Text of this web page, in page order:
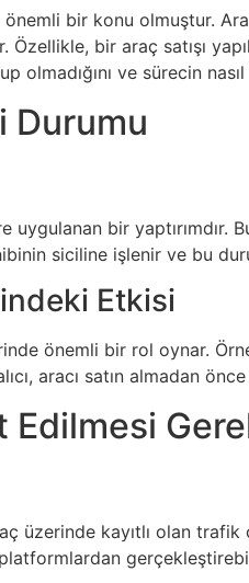
bir konu olmuştur.
bir araç satışı
olmadığını ve sürecin
Durumu
bir yaptırımdır.
siciline işlenir ve bu
Etkisi
önemli bir rol oynar.
aracı satın almadan
Edilmesi
üzerinde kayıtlı olan